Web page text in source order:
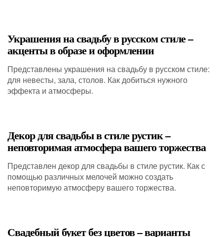
Украшения на свадьбу в русском стиле –
акценты в образе и оформлении
Представлены украшения на свадьбу в русском стиле:
для невесты, зала, столов. Как добиться нужного
эффекта и атмосферы.
Декор для свадьбы в стиле рустик –
неповторимая атмосфера вашего торжества
Представлен декор для свадьбы в стиле рустик. Как с
помощью различных мелочей можно создать
неповторимую атмосферу вашего торжества.
Свадебный букет без цветов – варианты